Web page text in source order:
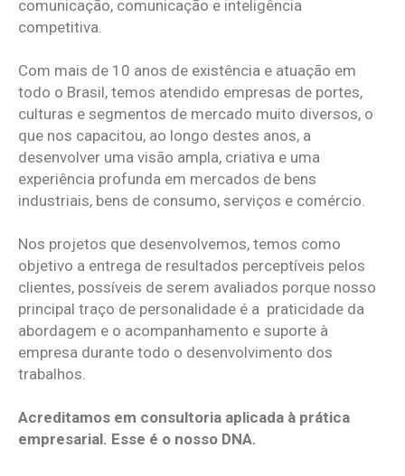
comunicação, comunicação e inteligência
competitiva.
Com mais de 10 anos de existência e atuação em
todo o Brasil, temos atendido empresas de portes,
culturas e segmentos de mercado muito diversos, o
que nos capacitou, ao longo destes anos, a
desenvolver uma visão ampla, criativa e uma
experiência profunda em mercados de bens
industriais, bens de consumo, serviços e comércio.
Nos projetos que desenvolvemos, temos como
objetivo a entrega de resultados perceptíveis pelos
clientes, possíveis de serem avaliados porque nosso
principal traço de personalidade é a praticidade da
abordagem e o acompanhamento e suporte à
empresa durante todo o desenvolvimento dos
trabalhos.
Acreditamos em consultoria aplicada à prática
empresarial. Esse é o nosso DNA.